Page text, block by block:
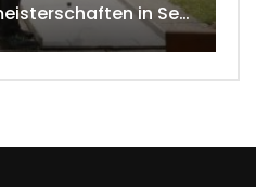
Minigolf Staatsmeisterschaften in Seefeld-Kadolz w4tv174